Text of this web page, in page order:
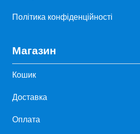
Політика конфіденційності
Магазин
Кошик
Доставка
Оплата